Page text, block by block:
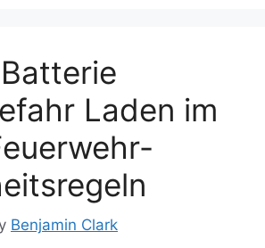
Laden im
Benjamin Clark